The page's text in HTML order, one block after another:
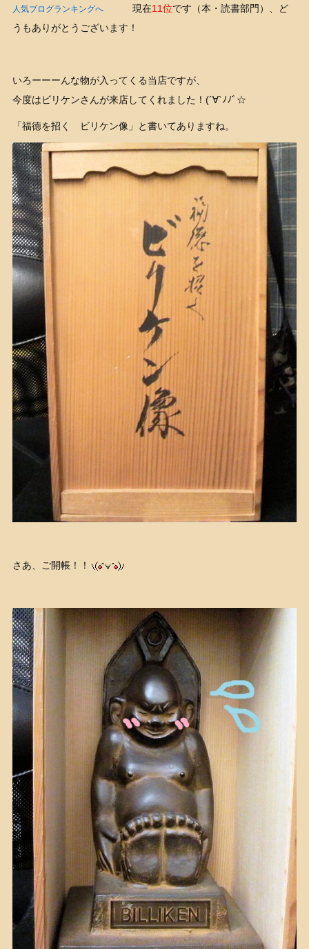
人気ブログランキングへ現在11位です（本・読書部門）、ど
うもありがとうございます！
いろーーーんな物が入ってくる当店ですが、
今度はビリケンさんが来店してくれました！(´∀`ﾉﾉﾞ☆
「福徳を招く ビリケン像」と書いてありますね。
さあ、ご開帳！！